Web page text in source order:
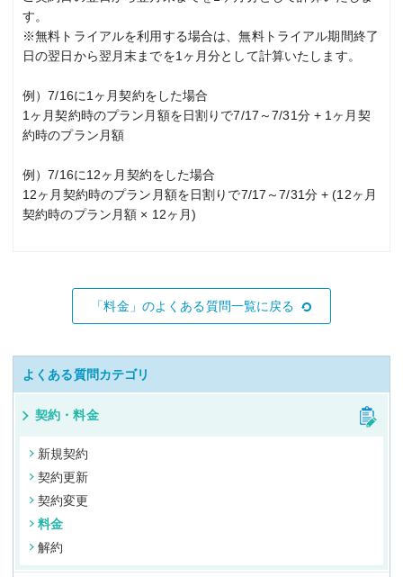
す。
※無料トライアルを利用する場合は、無料トライアル期間終了
日の翌日から翌月末までを1ヶ月分として計算いたします。
例）7/16に1ヶ月契約をした場合
1ヶ月契約時のプラン月額を日割りで7/17～7/31分 + 1ヶ月契
約時のプラン月額
例）7/16に12ヶ月契約をした場合
12ヶ月契約時のプラン月額を日割りで7/17～7/31分 + (12ヶ月
契約時のプラン月額 × 12ヶ月)
「料金」のよくある質問一覧に戻る
よくある質問カテゴリ
契約・料金
新規契約
契約更新
契約変更
料金
解約